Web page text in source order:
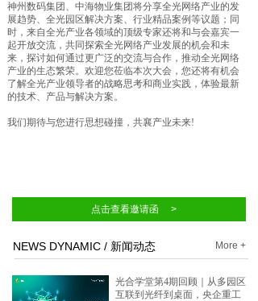
神州数码集团、中海物业集团将分享全光网络产业的发
展趋势、全光园区解决方案、行业精品案例等议题；同
时，来自全光产业各领域的顶级专家还将和与会嘉宾一
起开放交流，共同探索全光网络产业发展的机会和未
来，探讨如何通过更广泛的交流与合作，推动全光网络
产业的生态繁荣。欢迎您莅临本次大会，您还将有机会
了解全光产业领导者的战略思考和商业实践，体验最新
的技术、产品与解决方案。
我们期待与您进行思想碰撞，共襄产业未来!
点击查看邀请函 >
More +
NEWS DYNAMIC / 新闻动态
光合学堂第4期回顾｜从多园区
互联到光纤到桌面，央企重工